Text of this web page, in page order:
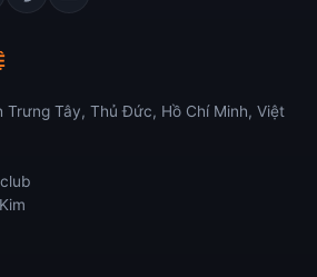
Trưng Tây, Thủ Đức, Hồ Chí Minh, Việt